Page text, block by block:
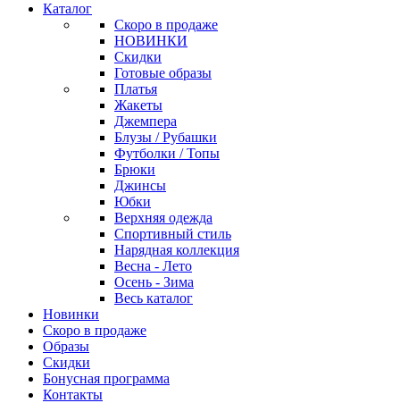
Каталог
Скоро в продаже
НОВИНКИ
Скидки
Готовые образы
Платья
Жакеты
Джемпера
Блузы / Рубашки
Футболки / Топы
Брюки
Джинсы
Юбки
Верхняя одежда
Спортивный стиль
Нарядная коллекция
Весна - Лето
Осень - Зима
Весь каталог
Новинки
Скоро в продаже
Образы
Скидки
Бонусная программа
Контакты